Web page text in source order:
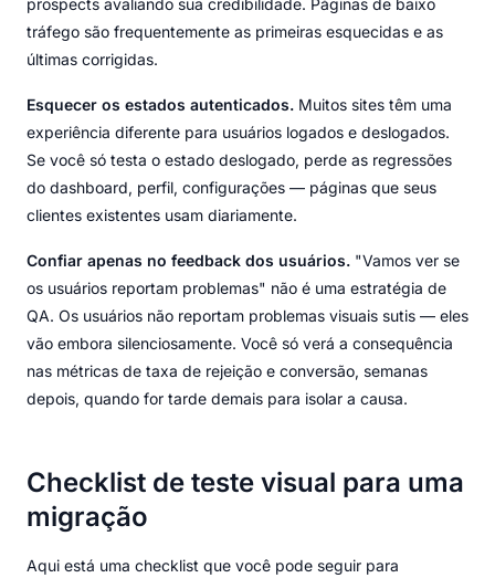
tráfego são frequentemente as primeiras esquecidas e as
últimas corrigidas.
Esquecer os estados autenticados. Muitos sites têm uma
experiência diferente para usuários logados e deslogados.
Se você só testa o estado deslogado, perde as regressões
do dashboard, perfil, configurações — páginas que seus
clientes existentes usam diariamente.
Confiar apenas no feedback dos usuários. "Vamos ver se
os usuários reportam problemas" não é uma estratégia de
QA. Os usuários não reportam problemas visuais sutis — eles
vão embora silenciosamente. Você só verá a consequência
nas métricas de taxa de rejeição e conversão, semanas
depois, quando for tarde demais para isolar a causa.
Checklist de teste visual para uma
migração
Aqui está uma checklist que você pode seguir para